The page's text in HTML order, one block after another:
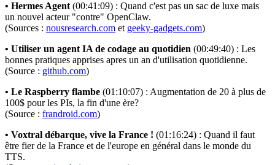
• Hermes Agent (00:41:09) : Quand c'est pas un sac de luxe mais
un nouvel acteur "contre" OpenClaw.
(Sources : nousresearch.com et geeky-gadgets.com)
• Utiliser un agent IA de codage au quotidien (00:49:40) : Les
bonnes pratiques apprises apres un an d'utilisation quotidienne.
(Source : github.com)
• Le Raspberry flambe (01:10:07) : Augmentation de 20 à plus de
100$ pour les PIs, la fin d'une ère?
(Source : frandroid.com)
• Voxtral débarque, vive la France ! (01:16:24) : Quand il faut
être fier de la France et de l'europe en général dans le monde du
TTS.